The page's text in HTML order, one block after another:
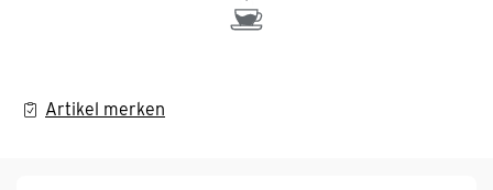
Artikel merken